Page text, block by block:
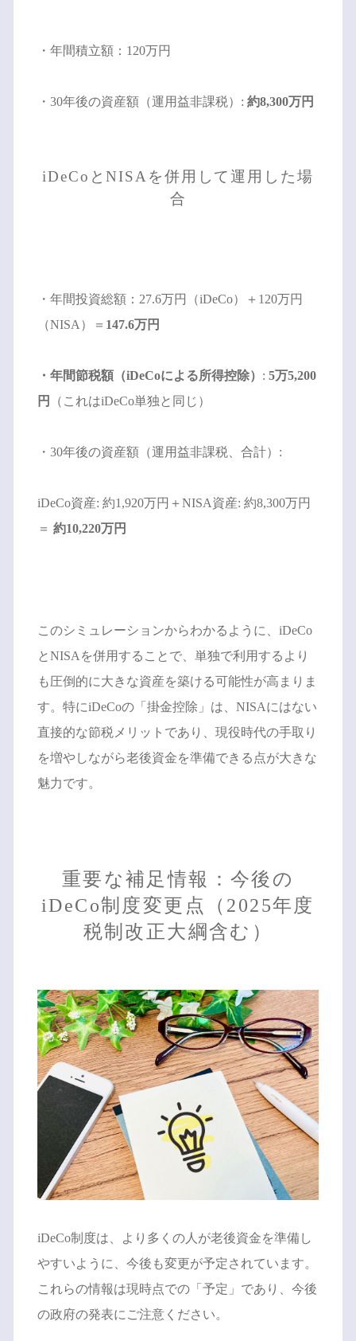
・年間積立額：120万円
・30年後の資産額（運用益非課税）: 約8,300万円
iDeCoとNISAを併用して運用した場
合
・年間投資総額：27.6万円（iDeCo）＋120万円
（NISA）＝ 147.6万円
・年間節税額（iDeCoによる所得控除） : 5万5,200
円
（これはiDeCo単独と同じ）
・30年後の資産額（運用益非課税、合計）:
iDeCo資産: 約1,920万円＋NISA資産: 約8,300万円
＝ 約10,220万円
このシミュレーションからわかるように、iDeCo
とNISAを併用することで、単独で利用するより
も圧倒的に大きな資産を築ける可能性が高まりま
す。特にiDeCoの「掛金控除」は、NISAにはない
直接的な節税メリットであり、現役時代の手取り
を増やしながら老後資金を準備できる点が大きな
魅力です。
重要な補足情報：今後の
iDeCo制度変更点（2025年度
税制改正大綱含む）
iDeCo制度は、より多くの人が老後資金を準備し
やすいように、今後も変更が予定されています。
これらの情報は現時点での「予定」であり、今後
の政府の発表にご注意ください。